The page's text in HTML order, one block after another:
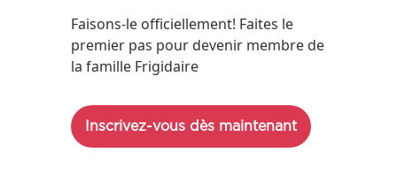
Faisons-le officiellement! Faites le
premier pas pour devenir membre de
la famille Frigidaire
Inscrivez-vous dès maintenant